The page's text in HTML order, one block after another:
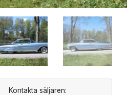
Kontakta säljaren: